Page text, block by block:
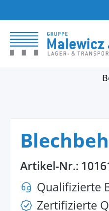
Artikel-Nr.:
Qualifizierte
Zertifizierte